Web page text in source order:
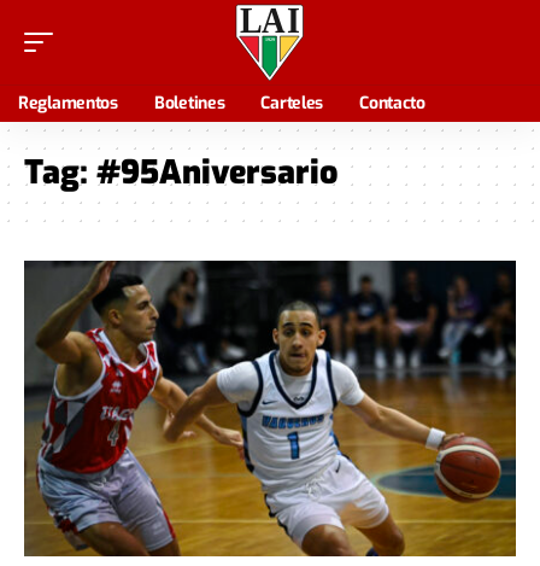
Reglamentos Boletines Carteles Contacto
Tag: #95Aniversario